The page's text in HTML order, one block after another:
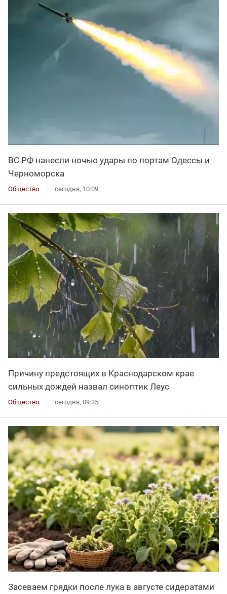
ВС РФ нанесли ночью удары по портам Одессы и
Черноморска
Общество сегодня, 10:09
Причину предстоящих в Краснодарском крае
сильных дождей назвал синоптик Леус
Общество сегодня, 09:35
Засеваем грядки после лука в августе сидератами